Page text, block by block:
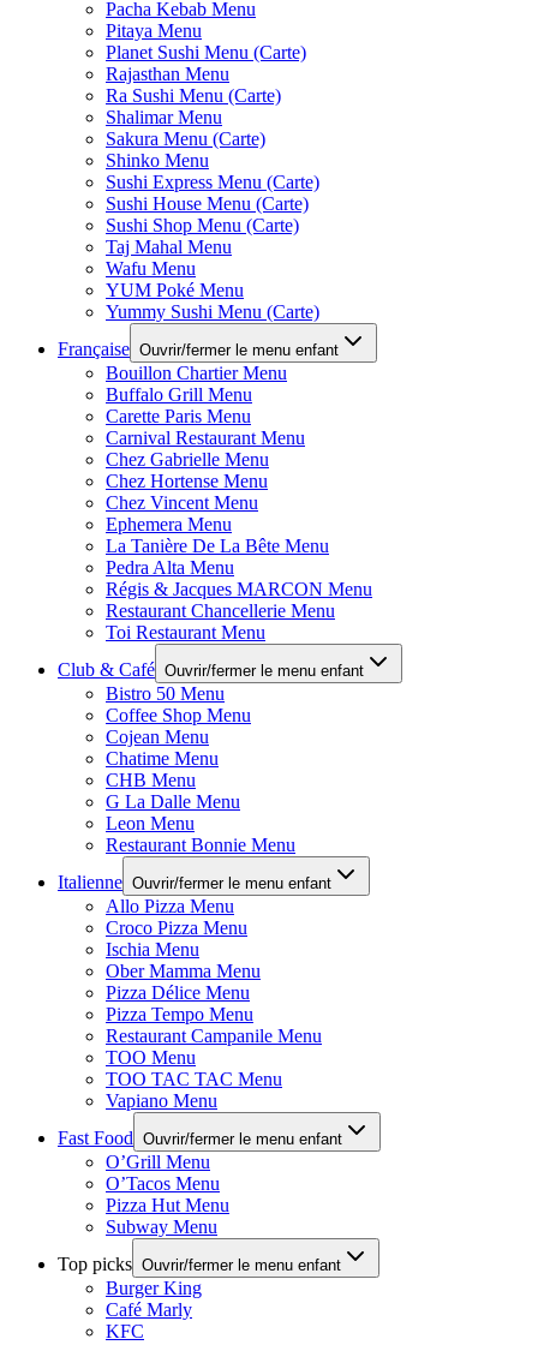
Pacha Kebab Menu
Pitaya Menu
Planet Sushi Menu (Carte)
Rajasthan Menu
Ra Sushi Menu (Carte)
Shalimar Menu
Sakura Menu (Carte)
Shinko Menu
Sushi Express Menu (Carte)
Sushi House Menu (Carte)
Sushi Shop Menu (Carte)
Taj Mahal Menu
Wafu Menu
YUM Poké Menu
Yummy Sushi Menu (Carte)
Française Ouvrir/fermer le menu enfant
Bouillon Chartier Menu
Buffalo Grill Menu
Carette Paris Menu
Carnival Restaurant Menu
Chez Gabrielle Menu
Chez Hortense Menu
Chez Vincent Menu
Ephemera Menu
La Tanière De La Bête Menu
Pedra Alta Menu
Régis & Jacques MARCON Menu
Restaurant Chancellerie Menu
Toi Restaurant Menu
Club & Café Ouvrir/fermer le menu enfant
Bistro 50 Menu
Coffee Shop Menu
Cojean Menu
Chatime Menu
CHB Menu
G La Dalle Menu
Leon Menu
Restaurant Bonnie Menu
Italienne Ouvrir/fermer le menu enfant
Allo Pizza Menu
Croco Pizza Menu
Ischia Menu
Ober Mamma Menu
Pizza Délice Menu
Pizza Tempo Menu
Restaurant Campanile Menu
TOO Menu
TOO TAC TAC Menu
Vapiano Menu
Fast Food Ouvrir/fermer le menu enfant
O’Grill Menu
O’Tacos Menu
Pizza Hut Menu
Subway Menu
Top picks Ouvrir/fermer le menu enfant
Burger King
Café Marly
KFC